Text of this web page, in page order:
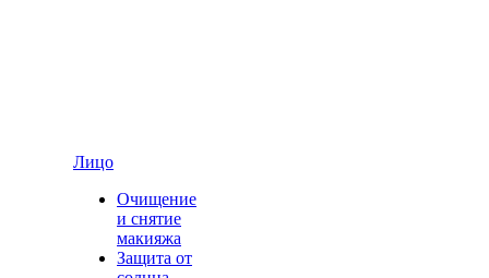
Лицо
Очищение
и снятие
макияжа
Защита от